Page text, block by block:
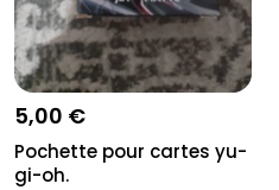
5,00 €
Pochette pour cartes yu-
gi-oh.